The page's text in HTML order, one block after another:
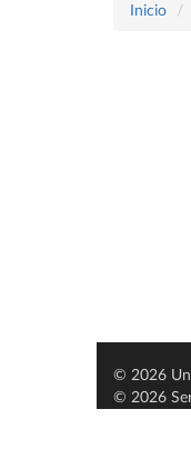
Inicio
© 2026
© 2026